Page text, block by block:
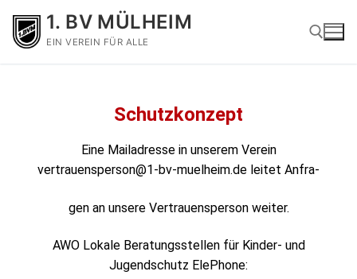
1. BV MÜLHEIM
EIN VEREIN FÜR ALLE
Schutzkonzept
Eine Mailadresse in unserem Verein
vertrauensperson@1-bv-muelheim.de leitet Anfra-
gen an unsere Vertrauensperson weiter.
AWO Lokale Beratungsstellen für Kinder- und
Jugendschutz ElePhone: